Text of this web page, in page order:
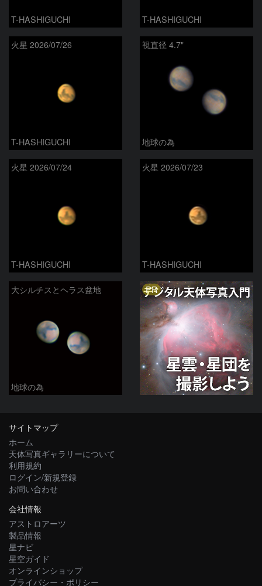
T-HASHIGUCHI T-HASHIGUCHI
火星 2026/07/26
T-HASHIGUCHI
視直径 4.7"
地球の為
火星 2026/07/24
T-HASHIGUCHI
火星 2026/07/23
T-HASHIGUCHI
大シルチスとヘラス盆地
地球の為
PR
サイトマップ
ホーム
天体写真ギャラリーについて
利用規約
ログイン/新規登録
お問い合わせ
会社情報
アストロアーツ
製品情報
星ナビ
星空ガイド
オンラインショップ
プライバシー・ポリシー